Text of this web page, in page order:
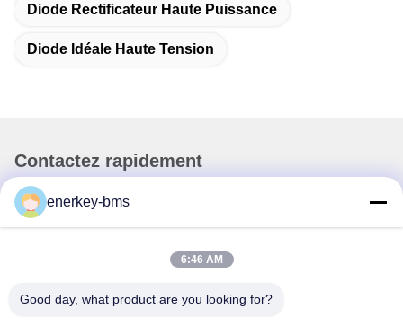
Diode Rectificateur Haute Puissance
Diode Idéale Haute Tension
Contactez rapidement
Adresse
La zone A, 9e étage, bâtiment G, parc industriel à faible
teneur en carbone de Guancheng, communauté Shangcun,
rue Gongming, district de Guangming, Shenzhen, Chine,
enerkey-bms
6:46 AM
Good day, what product are you looking for?